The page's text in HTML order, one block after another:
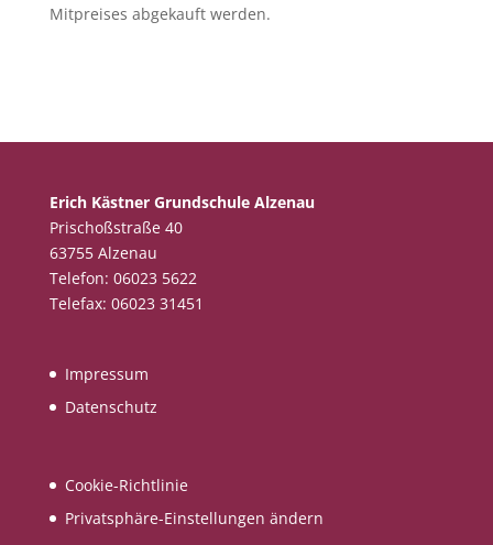
Mitpreises abgekauft werden.
Erich Kästner Grundschule Alzenau
Prischoßstraße 40
63755 Alzenau
Telefon: 06023 5622
Telefax: 06023 31451
Impressum
Datenschutz
Cookie-Richtlinie
Privatsphäre-Einstellungen ändern